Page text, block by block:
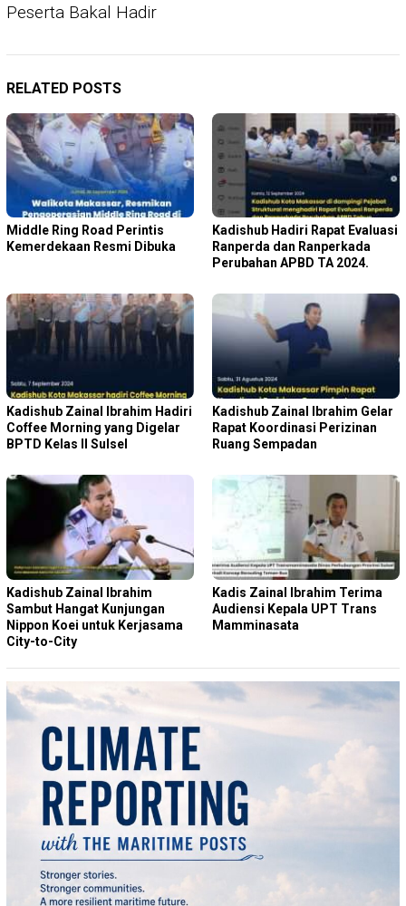
Peserta Bakal Hadir
RELATED POSTS
Middle Ring Road Perintis
Kemerdekaan Resmi Dibuka
Kadishub Hadiri Rapat Evaluasi
Ranperda dan Ranperkada
Perubahan APBD TA 2024.
Kadishub Zainal Ibrahim Hadiri
Coffee Morning yang Digelar
BPTD Kelas II Sulsel
Kadishub Zainal Ibrahim Gelar
Rapat Koordinasi Perizinan
Ruang Sempadan
Kadishub Zainal Ibrahim
Sambut Hangat Kunjungan
Nippon Koei untuk Kerjasama
City-to-City
Kadis Zainal Ibrahim Terima
Audiensi Kepala UPT Trans
Mamminasata